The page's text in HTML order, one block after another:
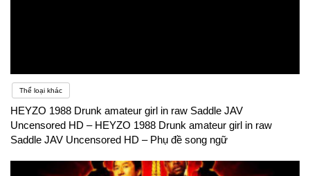
Thể loại khác
HEYZO 1988 Drunk amateur girl in raw Saddle JAV
Uncensored HD – HEYZO 1988 Drunk amateur girl in raw
Saddle JAV Uncensored HD – Phụ đề song ngữ